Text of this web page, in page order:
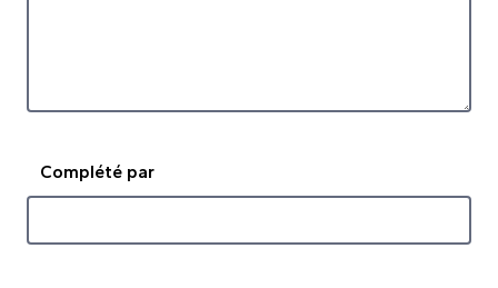
Complété par